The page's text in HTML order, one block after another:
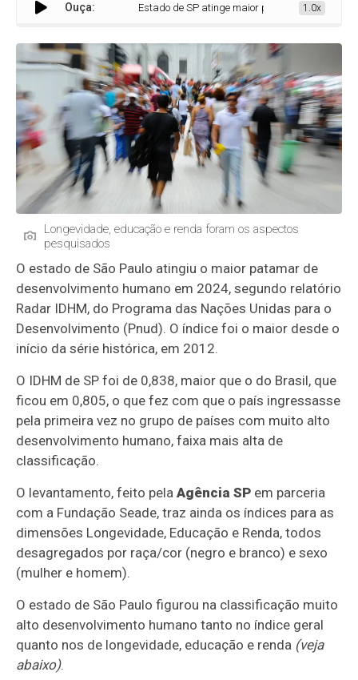
Ouça: Estado de SP atinge maior patamar de 1.0x
Longevidade, educação e renda foram os aspectos
pesquisados
O estado de São Paulo atingiu o maior patamar de
desenvolvimento humano em 2024, segundo relatório
Radar IDHM, do Programa das Nações Unidas para o
Desenvolvimento (Pnud). O índice foi o maior desde o
início da série histórica, em 2012.
O IDHM de SP foi de 0,838, maior que o do Brasil, que
ficou em 0,805, o que fez com que o país ingressasse
pela primeira vez no grupo de países com muito alto
desenvolvimento humano, faixa mais alta de
classificação.
O levantamento, feito pelaAgência SP em parceria
com a Fundação Seade, traz ainda os índices para as
dimensões Longevidade, Educação e Renda, todos
desagregados por raça/cor (negro e branco) e sexo
(mulher e homem).
O estado de São Paulo figurou na classificação muito
alto desenvolvimento humano tanto no índice geral
quanto nos de longevidade, educação e renda (veja
abaixo).